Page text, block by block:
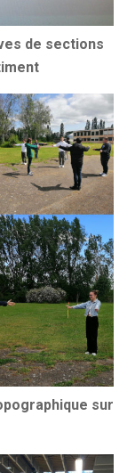
de sections
sur